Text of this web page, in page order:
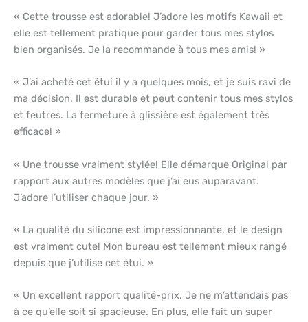
« Cette trousse est adorable! J’adore les motifs Kawaii et
elle est tellement pratique pour garder tous mes stylos
bien organisés. Je la recommande à tous mes amis! »
« J’ai acheté cet étui il y a quelques mois, et je suis ravi de
ma décision. Il est durable et peut contenir tous mes stylos
et feutres. La fermeture à glissière est également très
efficace! »
« Une trousse vraiment stylée! Elle démarque Original par
rapport aux autres modèles que j’ai eus auparavant.
J’adore l’utiliser chaque jour. »
« La qualité du silicone est impressionnante, et le design
est vraiment cute! Mon bureau est tellement mieux rangé
depuis que j’utilise cet étui. »
« Un excellent rapport qualité-prix. Je ne m’attendais pas
à ce qu’elle soit si spacieuse. En plus, elle fait un super